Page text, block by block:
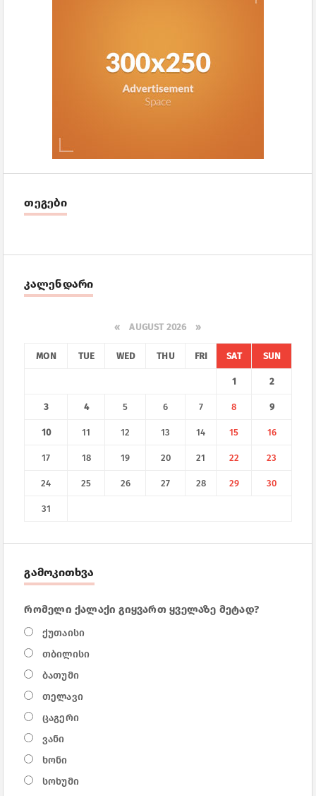
თეგები
კალენდარი
« AUGUST 2026 »
MON TUE WED THU FRI SAT SUN
1 2
3 4 5 6 7 8 9
10 11 12 13 14 15 16
17 18 19 20 21 22 23
24 25 26 27 28 29 30
31
გამოკითხვა
რომელი ქალაქი გიყვართ ყველაზე მეტად?
ქუთაისი
თბილისი
ბათუმი
თელავი
ცაგერი
ვანი
ხონი
სოხუმი